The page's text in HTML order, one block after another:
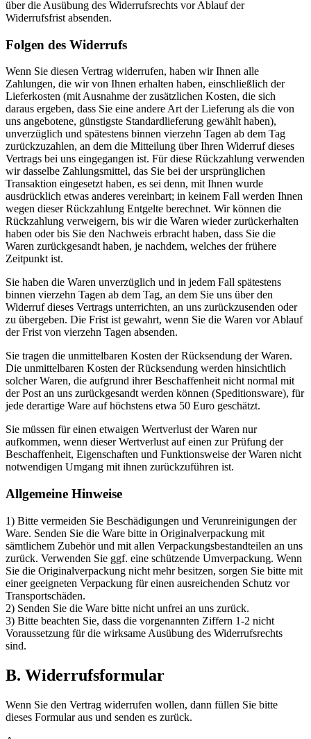
über die Ausübung des Widerrufsrechts vor Ablauf der
Widerrufsfrist absenden.
Folgen des Widerrufs
Wenn Sie diesen Vertrag widerrufen, haben wir Ihnen alle
Zahlungen, die wir von Ihnen erhalten haben, einschließlich der
Lieferkosten (mit Ausnahme der zusätzlichen Kosten, die sich
daraus ergeben, dass Sie eine andere Art der Lieferung als die von
uns angebotene, günstigste Standardlieferung gewählt haben),
unverzüglich und spätestens binnen vierzehn Tagen ab dem Tag
zurückzuzahlen, an dem die Mitteilung über Ihren Widerruf dieses
Vertrags bei uns eingegangen ist. Für diese Rückzahlung verwenden
wir dasselbe Zahlungsmittel, das Sie bei der ursprünglichen
Transaktion eingesetzt haben, es sei denn, mit Ihnen wurde
ausdrücklich etwas anderes vereinbart; in keinem Fall werden Ihnen
wegen dieser Rückzahlung Entgelte berechnet. Wir können die
Rückzahlung verweigern, bis wir die Waren wieder zurückerhalten
haben oder bis Sie den Nachweis erbracht haben, dass Sie die
Waren zurückgesandt haben, je nachdem, welches der frühere
Zeitpunkt ist.
Sie haben die Waren unverzüglich und in jedem Fall spätestens
binnen vierzehn Tagen ab dem Tag, an dem Sie uns über den
Widerruf dieses Vertrags unterrichten, an uns zurückzusenden oder
zu übergeben. Die Frist ist gewahrt, wenn Sie die Waren vor Ablauf
der Frist von vierzehn Tagen absenden.
Sie tragen die unmittelbaren Kosten der Rücksendung der Waren.
Die unmittelbaren Kosten der Rücksendung werden hinsichtlich
solcher Waren, die aufgrund ihrer Beschaffenheit nicht normal mit
der Post an uns zurückgesandt werden können (Speditionsware), für
jede derartige Ware auf höchstens etwa 50 Euro geschätzt.
Sie müssen für einen etwaigen Wertverlust der Waren nur
aufkommen, wenn dieser Wertverlust auf einen zur Prüfung der
Beschaffenheit, Eigenschaften und Funktionsweise der Waren nicht
notwendigen Umgang mit ihnen zurückzuführen ist.
Allgemeine Hinweise
1) Bitte vermeiden Sie Beschädigungen und Verunreinigungen der
Ware. Senden Sie die Ware bitte in Originalverpackung mit
sämtlichem Zubehör und mit allen Verpackungsbestandteilen an uns
zurück. Verwenden Sie ggf. eine schützende Umverpackung. Wenn
Sie die Originalverpackung nicht mehr besitzen, sorgen Sie bitte mit
einer geeigneten Verpackung für einen ausreichenden Schutz vor
Transportschäden.
2) Senden Sie die Ware bitte nicht unfrei an uns zurück.
3) Bitte beachten Sie, dass die vorgenannten Ziffern 1-2 nicht
Voraussetzung für die wirksame Ausübung des Widerrufsrechts
sind.
B. Widerrufsformular
Wenn Sie den Vertrag widerrufen wollen, dann füllen Sie bitte
dieses Formular aus und senden es zurück.